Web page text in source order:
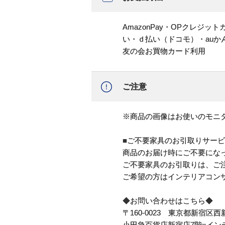
AmazonPay・OPクレジット
い・ｄ払い（ドコモ）・au
友の会お買物カード利用
ご注意
※商品の画像はお使いのモニ
■ご不要家具のお引取りサー
商品のお届け時にご不要にな
ご不要家具のお引取りは、ご
ご希望の方はインテリアコン
◆お問い合わせはこちら◆
〒160-0023 東京都新宿区西